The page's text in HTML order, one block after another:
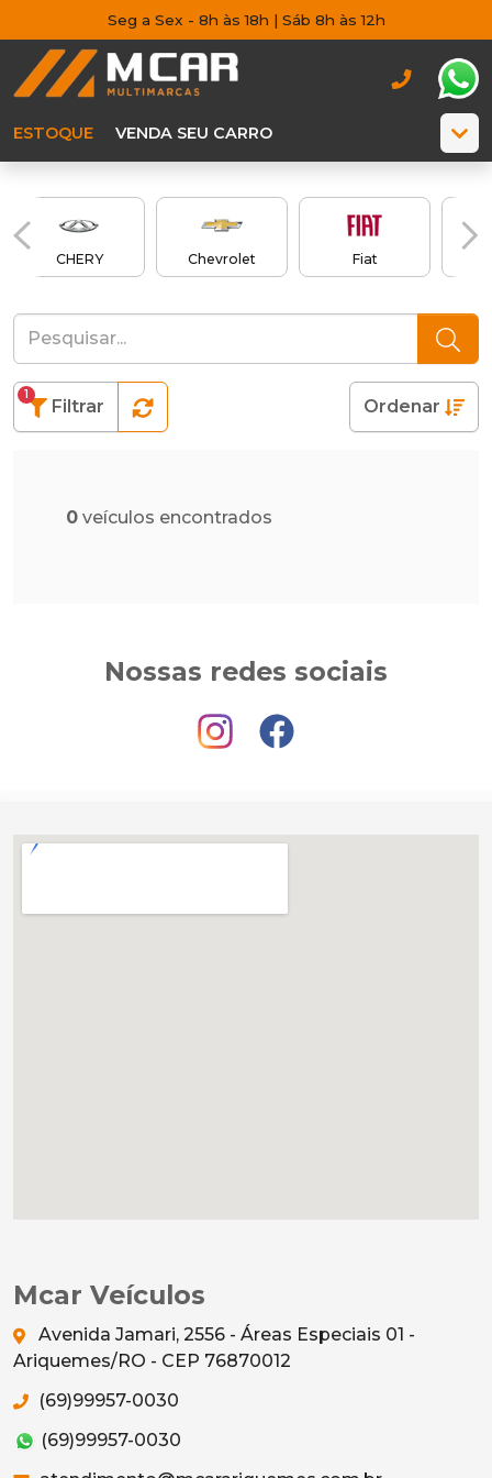
Seg a Sex - 8h às 18h | Sáb 8h às 12h
ESTOQUE VENDA SEU CARRO
CHERY Chevrolet Fiat
Filtrar
1
Ordenar
0 veículos encontrados
Nossas redes sociais
Mcar Veículos
Avenida Jamari, 2556 - Áreas Especiais 01 -
Ariquemes/RO - CEP 76870012
(69)99957-0030
(69)99957-0030